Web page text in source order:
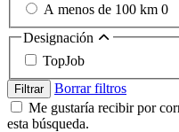
A menos de 100 km 0
Designación
TopJob
Filtrar
Borrar filtros
Me gustaría recibir por
esta búsqueda.